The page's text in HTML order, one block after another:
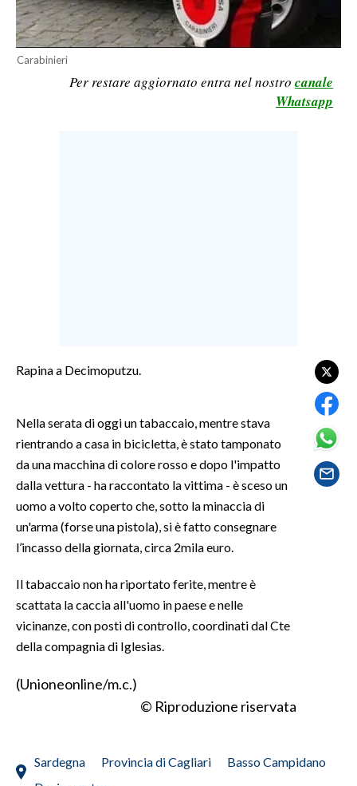
LAVORO
BANDI
SPORT IN SARDEGNA
GOSSIP
SALUTE
SARDEGNA TURISMO
SARDI NEL MONDO
#CARAUNIONE
ABBONATI
Carabinieri
Per restare aggiornato entra nel nostro canale
Whatsapp
Rapina a Decimoputzu.
Nella serata di oggi un tabaccaio, mentre stava
rientrando a casa in bicicletta, è stato tamponato
da una macchina di colore rosso e dopo l'impatto
dalla vettura - ha raccontato la vittima - è sceso un
uomo a volto coperto che, sotto la minaccia di
un'arma (forse una pistola), si è fatto consegnare
l’incasso della giornata, circa 2mila euro.
Il tabaccaio non ha riportato ferite, mentre è
scattata la caccia all'uomo in paese e nelle
vicinanze, con posti di controllo, coordinati dal Cte
della compagnia di Iglesias.
(Unioneonline/m.c.)
© Riproduzione riservata
Sardegna Provincia di Cagliari
Basso Campidano